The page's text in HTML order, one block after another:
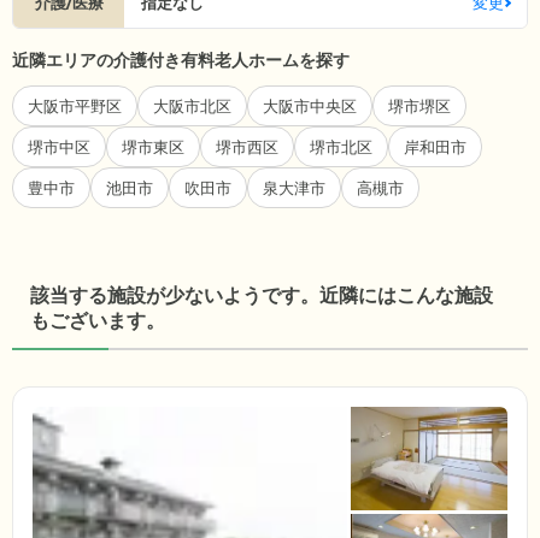
近隣エリアの介護付き有料老人ホームを探す
大阪市平野区 大阪市北区 大阪市中央区 堺市堺区
堺市中区 堺市東区 堺市西区 堺市北区 岸和田市
豊中市 池田市 吹田市 泉大津市 高槻市
該当する施設が少ないようです。近隣にはこんな施設
もございます。